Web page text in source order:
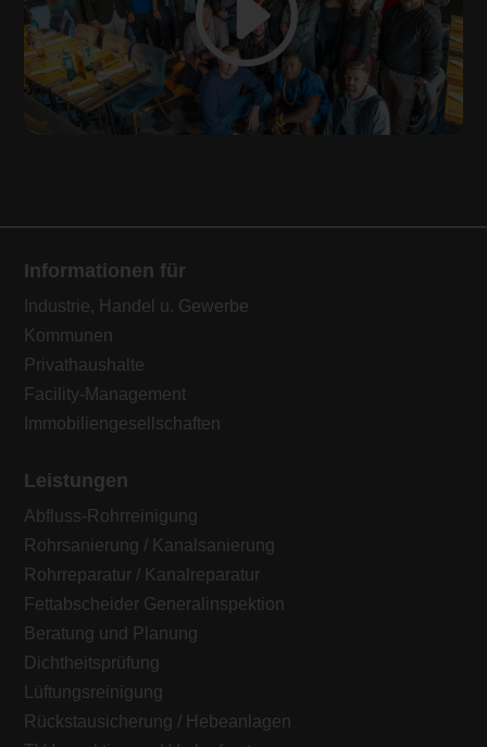
Informationen für
Industrie, Handel u. Gewerbe
Kommunen
Privathaushalte
Facility-Management
Immobiliengesellschaften
Leistungen
Abfluss-Rohrreinigung
Rohrsanierung / Kanalsanierung
Rohrreparatur / Kanalreparatur
Fettabscheider Generalinspektion
Beratung und Planung
Dichtheitsprüfung
Lüftungsreinigung
Rückstausicherung / Hebeanlagen